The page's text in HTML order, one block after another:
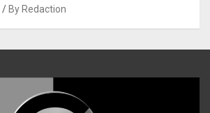
By Redaction